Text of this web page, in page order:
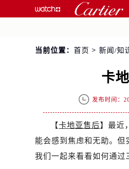
当前位置： 首页 > 新闻/知
卡
发布时间：
【卡地亚售后】最近
能会感到焦虑和无助。
我们一起来看看如何通过